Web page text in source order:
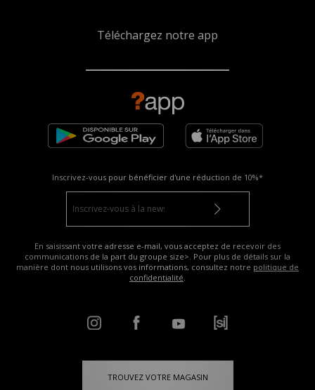
Téléchargez notre app
Inscrivez-vous pour bénéficier d'une réduction de 10%*
En saisissant votre adresse e-mail, vous acceptez de recevoir des
communications de la part du groupe size>. Pour plus de détails sur la
manière dont nous utilisons vos informations, consultez notre politique de
confidentialité
TROUVEZ VOTRE MAGASIN